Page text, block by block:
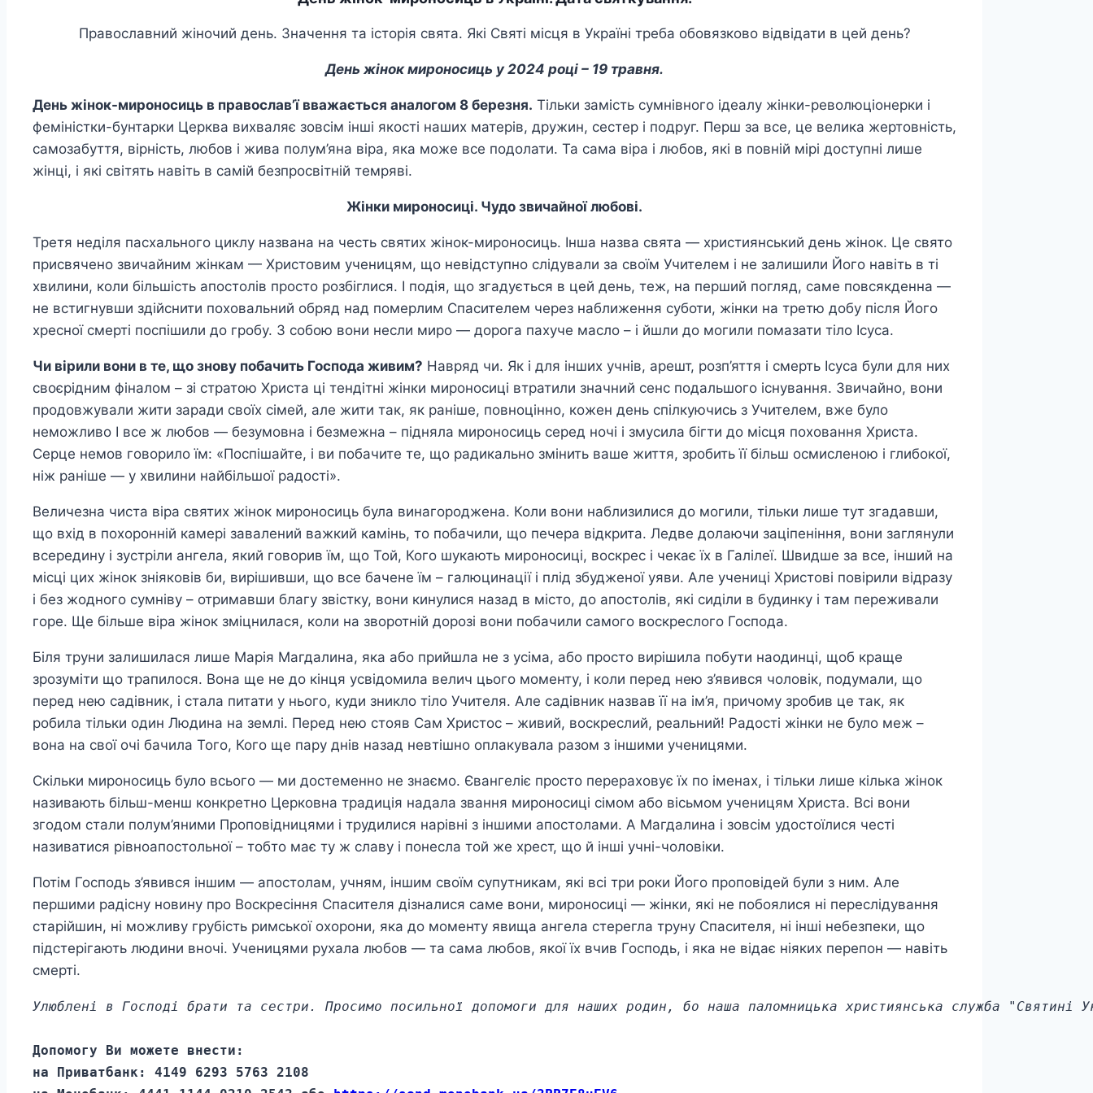
Православний жіночий день. Значення та історія свята. Які Святі місця в Україні треба обовязково відвідати в цей день?
День жінок мироносиць у 2024 році – 19 травня.
День жінок-мироносиць в православ’ї вважається аналогом 8 березня. Тільки замість сумнівного ідеалу жінки-революціонерки і
феміністки-бунтарки Церква вихваляє зовсім інші якості наших матерів, дружин, сестер і подруг. Перш за все, це велика жертовність,
самозабуття, вірність, любов і жива полум’яна віра, яка може все подолати. Та сама віра і любов, які в повній мірі доступні лише
жінці, і які світять навіть в самій безпросвітній темряві.
Жінки мироносиці. Чудо звичайної любові.
Третя неділя пасхального циклу названа на честь святих жінок-мироносиць. Інша назва свята — християнський день жінок. Це свято
присвячено звичайним жінкам — Христовим ученицям, що невідступно слідували за своїм Учителем і не залишили Його навіть в ті
хвилини, коли більшість апостолів просто розбіглися. І подія, що згадується в цей день, теж, на перший погляд, саме повсякденна —
не встигнувши здійснити поховальний обряд над померлим Спасителем через наближення суботи, жінки на третю добу після Його
хресної смерті поспішили до гробу. З собою вони несли миро — дорога пахуче масло – і йшли до могили помазати тіло Ісуса.
Чи вірили вони в те, що знову побачить Господа живим? Навряд чи. Як і для інших учнів, арешт, розп’яття і смерть Ісуса були для них
своєрідним фіналом – зі стратою Христа ці тендітні жінки мироносиці втратили значний сенс подальшого існування. Звичайно, вони
продовжували жити заради своїх сімей, але жити так, як раніше, повноцінно, кожен день спілкуючись з Учителем, вже було
неможливо І все ж любов — безумовна і безмежна – підняла мироносиць серед ночі і змусила бігти до місця поховання Христа.
Серце немов говорило їм: «Поспішайте, і ви побачите те, що радикально змінить ваше життя, зробить її більш осмисленою і глибокої,
ніж раніше — у хвилини найбільшої радості».
Величезна чиста віра святих жінок мироносиць була винагороджена. Коли вони наблизилися до могили, тільки лише тут згадавши,
що вхід в похоронній камері завалений важкий камінь, то побачили, що печера відкрита. Ледве долаючи заціпеніння, вони заглянули
всередину і зустріли ангела, який говорив їм, що Той, Кого шукають мироносиці, воскрес і чекає їх в Галілеї. Швидше за все, інший на
місці цих жінок зніяковів би, вирішивши, що все бачене їм – галюцинації і плід збудженої уяви. Але учениці Христові повірили відразу
і без жодного сумніву – отримавши благу звістку, вони кинулися назад в місто, до апостолів, які сиділи в будинку і там переживали
горе. Ще більше віра жінок зміцнилася, коли на зворотній дорозі вони побачили самого воскреслого Господа.
Біля труни залишилася лише Марія Магдалина, яка або прийшла не з усіма, або просто вирішила побути наодинці, щоб краще
зрозуміти що трапилося. Вона ще не до кінця усвідомила велич цього моменту, і коли перед нею з’явився чоловік, подумали, що
перед нею садівник, і стала питати у нього, куди зникло тіло Учителя. Але садівник назвав її на ім’я, причому зробив це так, як
робила тільки один Людина на землі. Перед нею стояв Сам Христос – живий, воскреслий, реальний! Радості жінки не було меж –
вона на свої очі бачила Того, Кого ще пару днів назад невтішно оплакувала разом з іншими ученицями.
Скільки мироносиць було всього — ми достеменно не знаємо. Євангеліє просто перераховує їх по іменах, і тільки лише кілька жінок
називають більш-менш конкретно Церковна традиція надала звання мироносиці сімом або вісьмом ученицям Христа. Всі вони
згодом стали полум’яними Проповідницями і трудилися нарівні з іншими апостолами. А Магдалина і зовсім удостоїлися честі
називатися рівноапостольної – тобто має ту ж славу і понесла той же хрест, що й інші учні-чоловіки.
Потім Господь з’явився іншим — апостолам, учням, іншим своїм супутникам, які всі три роки Його проповідей були з ним. Але
першими радісну новину про Воскресіння Спасителя дізналися саме вони, мироносиці — жінки, які не побоялися ні переслідування
старійшин, ні можливу грубість римської охорони, яка до моменту явища ангела стерегла труну Спасителя, ні інші небезпеки, що
підстерігають людини вночі. Ученицями рухала любов — та сама любов, якої їх вчив Господь, і яка не відає ніяких перепон — навіть
смерті.
Улюблені в Господі брати та сестри. Просимо посильної допомоги для наших родин, бо наша паломницька християнська служба
Допомогу Ви можете внести:
на Приватбанк: 4149 6293 5763 2108